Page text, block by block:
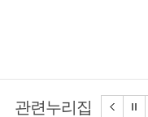
관련누리집